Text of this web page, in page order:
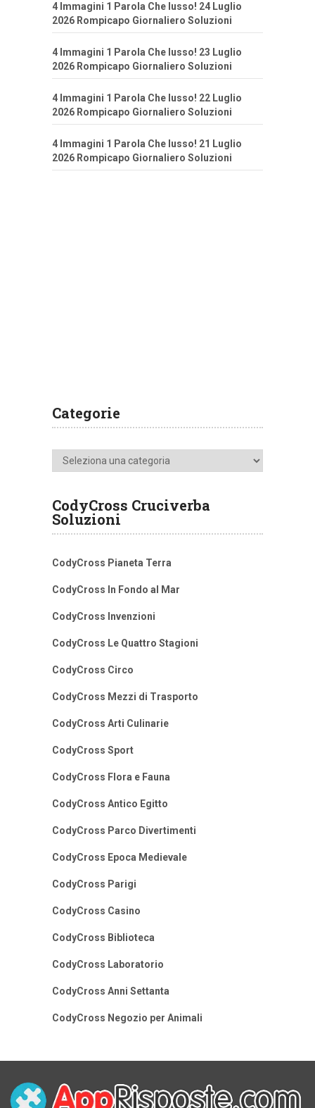
4 Immagini 1 Parola Che lusso! 24 Luglio
2026 Rompicapo Giornaliero Soluzioni
4 Immagini 1 Parola Che lusso! 23 Luglio
2026 Rompicapo Giornaliero Soluzioni
4 Immagini 1 Parola Che lusso! 22 Luglio
2026 Rompicapo Giornaliero Soluzioni
4 Immagini 1 Parola Che lusso! 21 Luglio
2026 Rompicapo Giornaliero Soluzioni
Categorie
Categorie
CodyCross Cruciverba
Soluzioni
CodyCross Pianeta Terra
CodyCross In Fondo al Mar
CodyCross Invenzioni
CodyCross Le Quattro Stagioni
CodyCross Circo
CodyCross Mezzi di Trasporto
CodyCross Arti Culinarie
CodyCross Sport
CodyCross Flora e Fauna
CodyCross Antico Egitto
CodyCross Parco Divertimenti
CodyCross Epoca Medievale
CodyCross Parigi
CodyCross Casino
CodyCross Biblioteca
CodyCross Laboratorio
CodyCross Anni Settanta
CodyCross Negozio per Animali